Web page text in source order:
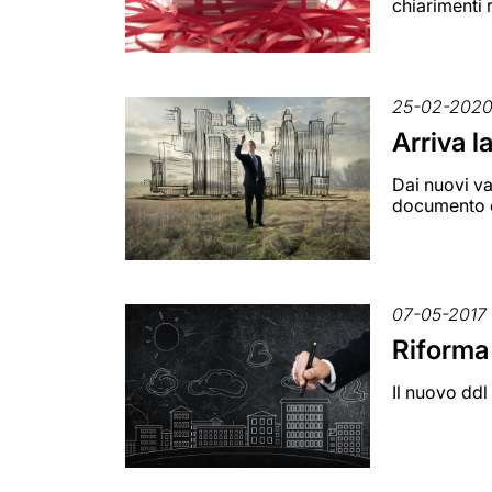
chiarimenti
25-02-
Arriva
Dai nuovi
documento
07-05-2017
Il nuovo